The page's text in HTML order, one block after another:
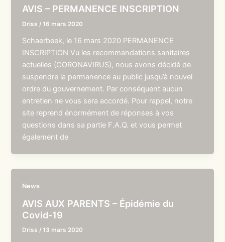
AVIS – PERMANENCE INSCRIPTION
Driss /16 mars 2020
Schaerbeek, le 16 mars 2020 PERMANENCE
INSCRIPTION Vu les recommandations sanitaires
actuelles (CORONAVIRUS), nous avons décidé de
suspendre la permanence au public jusqu’à nouvel
ordre du gouvernement. Par conséquent aucun
entretien ne vous sera accordé. Pour rappel, notre
site reprend énormément de réponses à vos
questions dans sa partie F.A.Q. et vous permet
également de
News
AVIS AUX PARENTS – Épidémie du
Covid-19
Driss /13 mars 2020